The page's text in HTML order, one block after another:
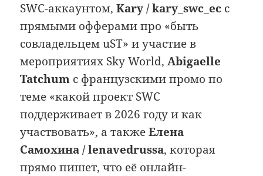
SWC-аккаунтом,Kary / kary_swc_ec с
прямыми офферами про «быть
совладельцем uST» и участие в
мероприятиях Sky World,Abigaelle
Tatchum с французскими промо по
теме «какой проект SWC
поддерживает в 2026 году и как
участвовать», а такжеЕлена
Самохина / lenavedrussa, которая
прямо пишет, что её онлайн-